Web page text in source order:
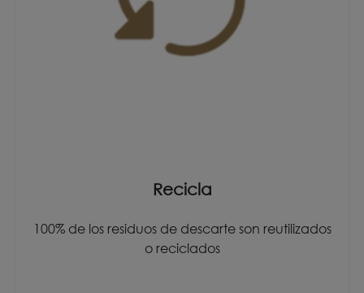
Recicla
100% de los residuos de descarte son reutilizados
o reciclados